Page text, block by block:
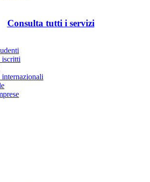
Consulta tutti i servizi
iscritti
internazionali